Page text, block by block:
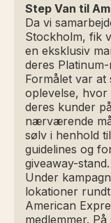
Step Van til
Da vi
Stockholm, fik
en eksklusiv
deres Platinum-
Formålet var at
oplevelse, hvor
deres kunder
nærværende
sølv i henhold
guidelines og
giveaway-stand.
Under
lokationer
American
medlemmer.